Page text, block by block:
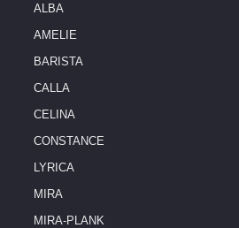
ALBA
AMELIE
BARISTA
CALLA
CELINA
CONSTANCE
LYRICA
MIRA
MIRA-PLANK